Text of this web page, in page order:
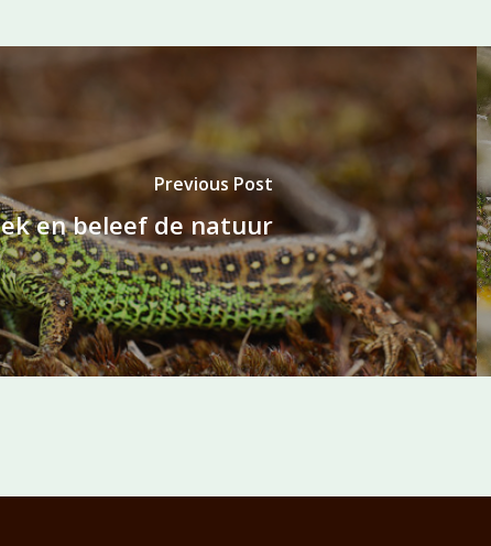
Previous Post
en beleef de natuur